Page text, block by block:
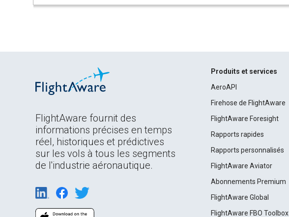
FlightAware fournit des
informations précises en temps
réel, historiques et prédictives
sur les vols à tous les segments
de l'industrie aéronautique.
Produits et services
AeroAPI
Firehose de FlightAware
FlightAware Foresight
Rapports rapides
Rapports personnalisés
FlightAware Aviator
Abonnements Premium
FlightAware Global
FlightAware FBO Toolbox